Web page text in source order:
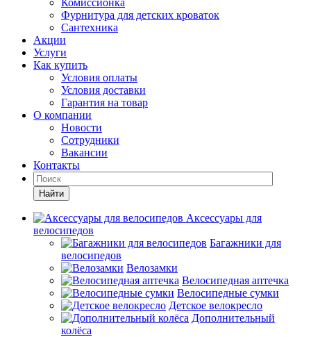
Комиссионка
Фурнитура для детских кроваток
Сантехника
Акции
Услуги
Как купить
Условия оплаты
Условия доставки
Гарантия на товар
О компании
Новости
Сотрудники
Вакансии
Контакты
Найти
Аксессуары для
велосипедов
Багажники для
велосипедов
Велозамки
Велосипедная аптечка
Велосипедные сумки
Детское велокресло
Дополнительный
колёса